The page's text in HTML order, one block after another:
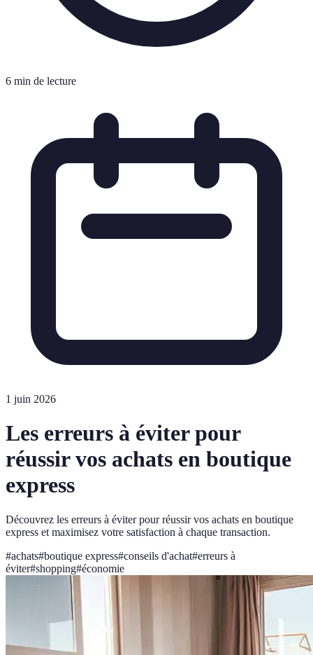
6 min de lecture
1 juin 2026
Les erreurs à éviter pour
réussir vos achats en boutique
express
Découvrez les erreurs à éviter pour réussir vos achats en boutique
express et maximisez votre satisfaction à chaque transaction.
#achats#boutique express#conseils d'achat#erreurs à
éviter#shopping#économie